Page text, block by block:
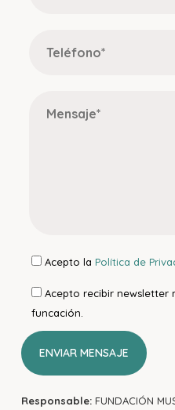
Acepto la Política de
Acepto recibir newsletter
funcación.
Responsable:FUNDACIÓN